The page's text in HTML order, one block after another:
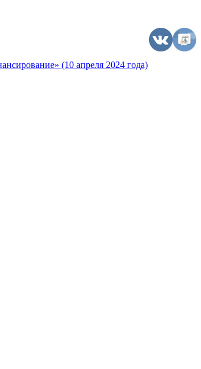
(10 апреля 2024 года)